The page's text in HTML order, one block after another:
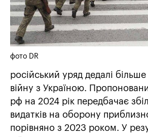
фото DR
російський уряд дедалі
війну з Україною.
рф на 2024 рік передбачає
видатків на оборону
порівняно з 2023 роком. У